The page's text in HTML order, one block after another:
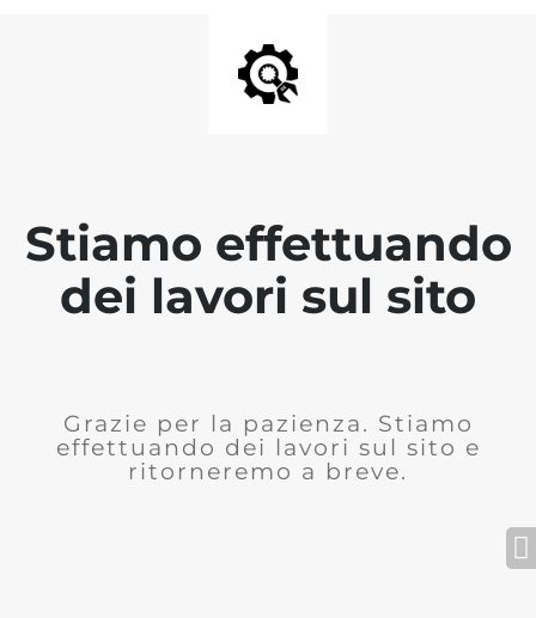
Stiamo effettuando
dei lavori sul sito
Grazie per la pazienza. Stiamo
effettuando dei lavori sul sito e
ritorneremo a breve.